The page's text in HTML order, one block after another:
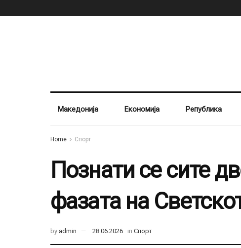
Македонија Економија Република
Home Спорт
Познати се сите
фазата на
by admin 28.06.2026 in Спорт